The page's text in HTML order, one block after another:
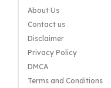
About Us
Contact us
Disclaimer
Privacy Policy
DMCA
Terms and Conditions